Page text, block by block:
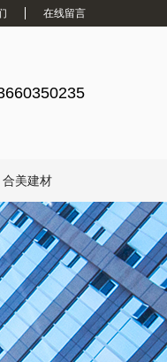
在线留言
合美建材